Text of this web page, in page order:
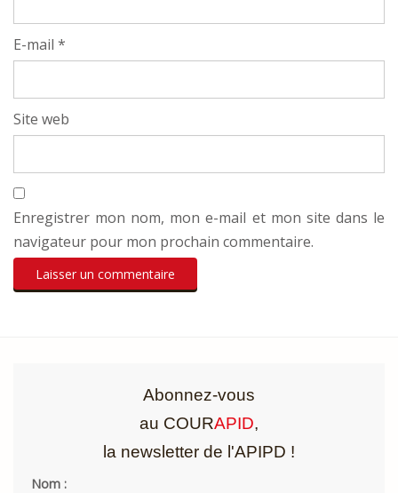
E-mail *
Site web
Enregistrer mon nom, mon e-mail et mon site dans le
navigateur pour mon prochain commentaire.
Abonnez-vous
au COURAPID,
la newsletter de l'APIPD !
Nom :